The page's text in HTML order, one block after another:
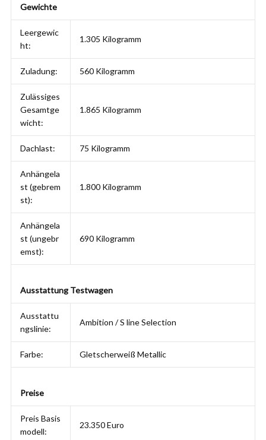
Gewichte
Leergewic
ht:
1.305 Kilogramm
Zuladung: 560 Kilogramm
Zulässiges
Gesamtge
wicht:
1.865 Kilogramm
Dachlast: 75 Kilogramm
Anhängela
st (gebrem
st):
1.800 Kilogramm
Anhängela
st (ungebr
emst):
690 Kilogramm
Ausstattung Testwagen
Ausstattu
ngslinie:
Ambition / S line Selection
Farbe: Gletscherweiß Metallic
Preise
Preis Basis
modell:
23.350 Euro